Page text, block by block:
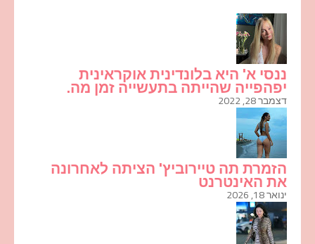
ננסי א' היא בלונדינית אוקראינית
יפהפייה שהייתה בתעשייה זמן מה.
דצמבר 28, 2022
הזמרת תה טיירוביץ' הציתה לאחרונה
את האינטרנט
ינואר 18, 2026